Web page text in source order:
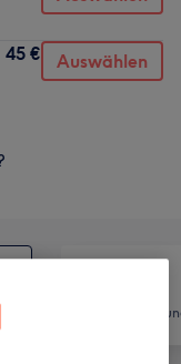
45 € Auswählen